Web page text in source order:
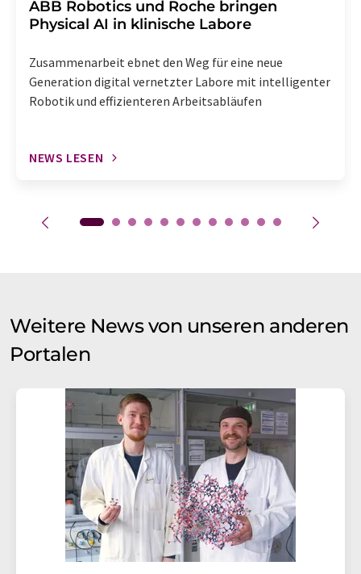
​​​​​​​ABB Robotics und Roche bringen
Physical AI in klinische Labore
Zusammenarbeit ebnet den Weg für eine neue
Generation digital vernetzter Labore mit intelligenter
Robotik und effizienteren Arbeitsabläufen
NEWS LESEN
Weitere News von unseren anderen
Portalen